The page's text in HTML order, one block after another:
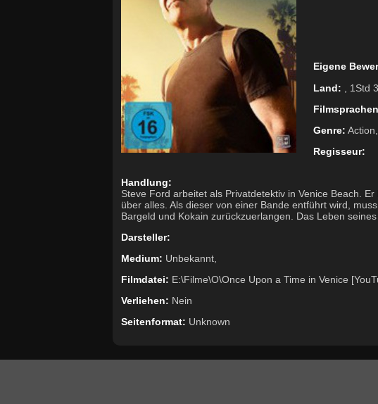
Eigene
Land: , 1Std
Genre:
Regisseur:
Handlung:
Steve Ford arbeitet als Privatdetektiv in Venice Beach.
über alles. Als dieser von einer Bande entführt wird,
Bargeld und Kokain zurückzuerlangen. Das Leben
Darsteller:
Medium: Unbekannt,
Filmdatei: E:\Filme\O\Once Upon a Time in Venice
Verliehen: Nein
Seitenformat: Unknown